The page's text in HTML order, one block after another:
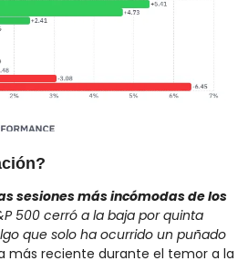
sesiones más incómodas de los
500 cerró a la baja por quinta
que solo ha ocurrido un puñado
más reciente durante el temor a la